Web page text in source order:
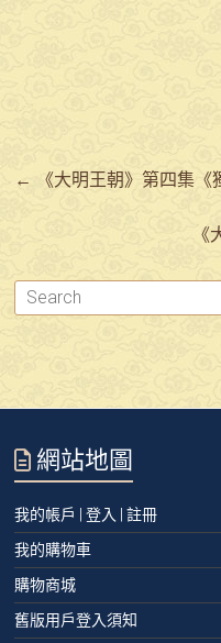
← 《大明王朝》第四集《
網站地圖
我的帳戶 | 登入 | 註冊
我的購物車
購物商城
舊版用戶登入須知